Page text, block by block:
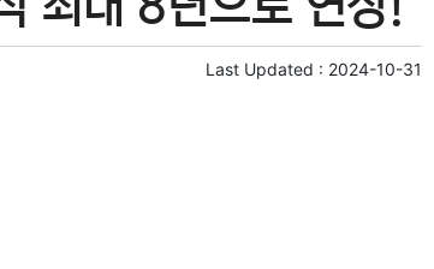
마케팅 부동산 외국어 교육 교통 생활
Last Updated : 2024-10-31